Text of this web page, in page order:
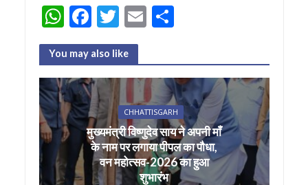
W
h
at
s
A
p
p
F
ac
e
b
o
o
k
T
w
itt
er
E
ai
l
S
ar
e
You may also like
CHHATTISGARH
मुख्यमंत्री विष्णुदेव साय ने अपनी माँ
के नाम पर लगाया पीपल का पौधा,
वन महोत्सव-2026 का हुआ
शुभारंभ